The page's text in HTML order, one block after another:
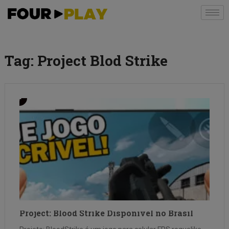
Tag: Project Blod Strike
Project: Blood Strike Disponivel no Brasil